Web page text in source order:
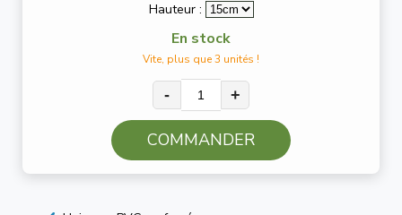
Hauteur :
En stock
Vite, plus que 3 unités !
- +
COMMANDER